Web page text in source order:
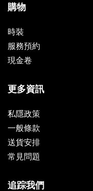
購物
時裝
服務預約
現金卷
更多資訊
私隱政策
一般條款
送貨安排
常見問題
追踪我們